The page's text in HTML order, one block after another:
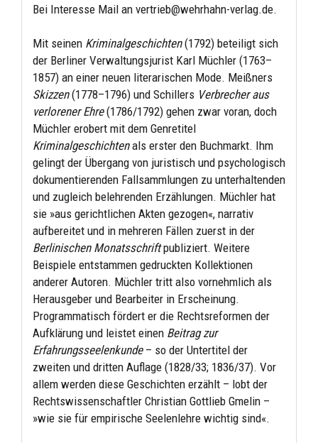
Bei Interesse Mail an vertrieb@wehrhahn-verlag.de.
Mit seinen Kriminalgeschichten(1792) beteiligt sich
der Berliner Verwaltungsjurist Karl Müchler (1763–
1857) an einer neuen literarischen Mode. Meißners
Skizzen(1778–1796) und Schillers Verbrecher aus
verlorener Ehre(1786/1792) gehen zwar voran, doch
Müchler erobert mit dem Genretitel
Kriminalgeschichtenals erster den Buchmarkt. Ihm
gelingt der Übergang von juristisch und psychologisch
dokumentierenden Fallsammlungen zu unterhaltenden
und zugleich belehrenden Erzählungen. Müchler hat
sie »aus gerichtlichen Akten gezogen«, narrativ
aufbereitet und in mehreren Fällen zuerst in der
Berlinischen Monatsschriftpubliziert. Weitere
Beispiele entstammen gedruckten Kollektionen
anderer Autoren. Müchler tritt also vornehmlich als
Herausgeber und Bearbeiter in Erscheinung.
Programmatisch fördert er die Rechtsreformen der
Aufklärung und leistet einen Beitrag zur
Erfahrungsseelenkunde– so der Untertitel der
zweiten und dritten Auflage (1828/33; 1836/37). Vor
allem werden diese Geschichten erzählt – lobt der
Rechtswissenschaftler Christian Gottlieb Gmelin –
»wie sie für empirische Seelenlehre wichtig sind«.